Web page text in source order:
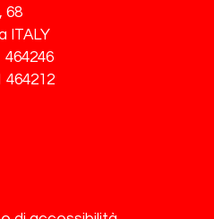
68
ITALY
464246
464212